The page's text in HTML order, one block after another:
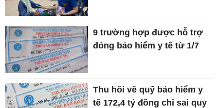
9 trường hợp được hỗ trợ
đóng bảo hiểm y tế từ 1/7
Thu hồi về quỹ bảo hiểm y
tế 172,4 tỷ đồng chi sai quy